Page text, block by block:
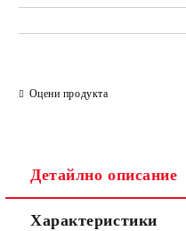
Оцени продукта
Детайлно описание
Характеристики